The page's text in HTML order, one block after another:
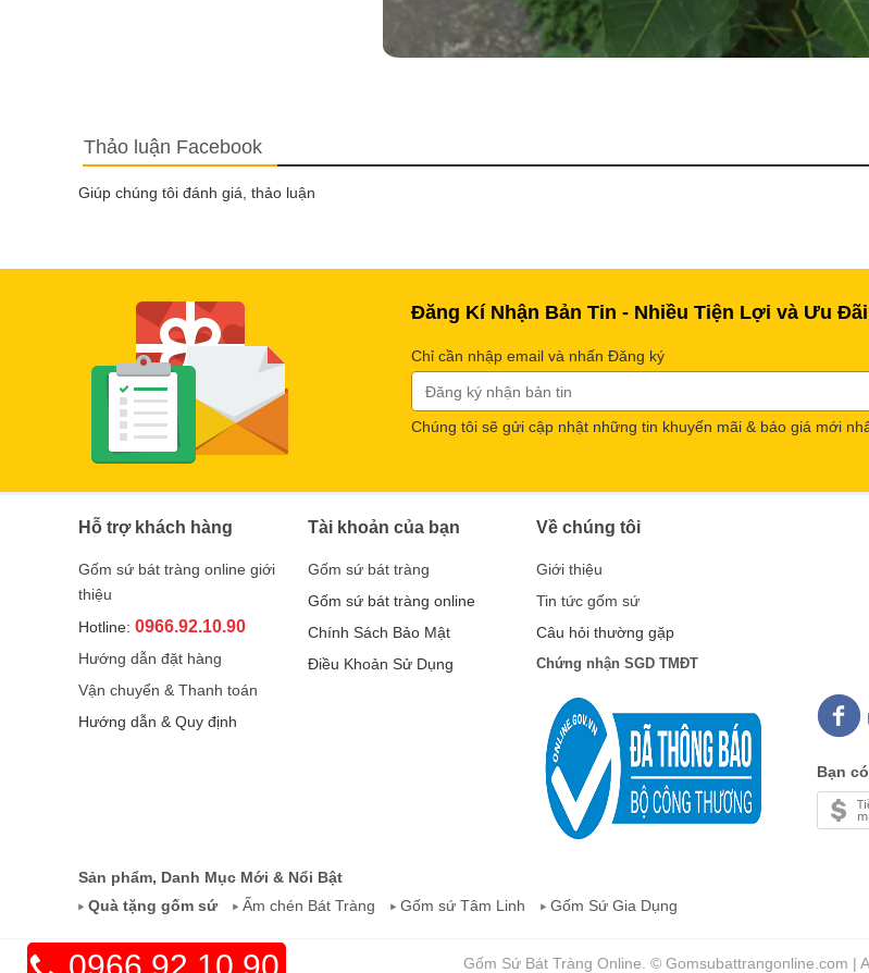
Thảo luận Facebook
Giúp chúng tôi đánh giá, thảo luận
Đăng Kí Nhận Bản Tin - Nhiều Tiện Lợi và Ưu
Chỉ cần nhập email và nhấn Đăng ký
Chúng tôi sẽ gửi cập nhật những tin khuyến mãi & báo giá mới
Hỗ trợ khách hàng
Gốm sứ bát tràng online giới
thiệu
Hotline: 0966.92.10.90
Hướng dẫn đặt hàng
Vận chuyển & Thanh toán
Hướng dẫn & Quy định
Tài khoản của bạn
Gốm sứ bát tràng
Gốm sứ bát tràng online
Chính Sách Bảo Mật
Điều Khoản Sử Dụng
Về chúng tôi
Giới thiệu
Tin tức gốm sứ
Câu hỏi thường gặp
Chứng nhận SGD TMĐT
Sản phẩm, Danh Mục Mới & Nổi Bật
Quà tặng gốm sứ
Ấm chén Bát Tràng Gốm sứ Tâm Linh Gốm Sứ Gia Dụng
Bạn
Gốm Sứ Bát Tràng Online. © Gomsubattrangonline.com |